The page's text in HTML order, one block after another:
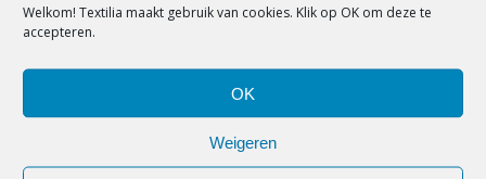
Welkom! Textilia maakt gebruik van cookies. Klik op OK om deze te
accepteren.
OK
Weigeren
DE TREND WAARVAN JE WIST
DAT IE ZOU KOMEN: HET
JOGGINGPAK